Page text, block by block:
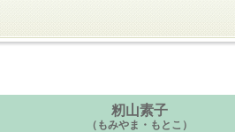
籾山素子
（もみやま・もとこ）